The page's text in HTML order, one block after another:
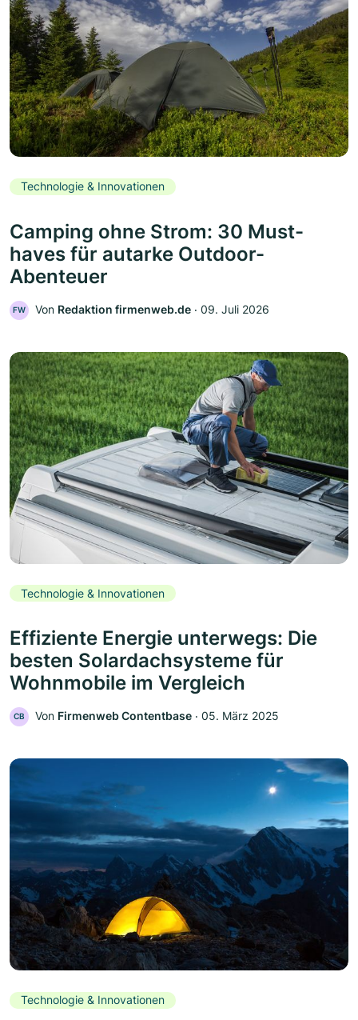
Technologie & Innovationen
Camping ohne Strom: 30 Must-
haves für autarke Outdoor-
Abenteuer
FW Von Redaktion firmenweb.de ‧ 09. Juli 2026
Technologie & Innovationen
Effiziente Energie unterwegs: Die
besten Solardachsysteme für
Wohnmobile im Vergleich
CB Von Firmenweb Contentbase ‧ 05. März 2025
Technologie & Innovationen